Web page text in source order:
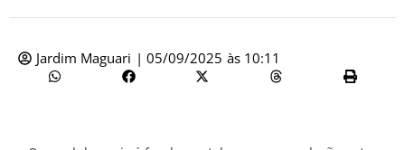
Jardim Maguari | 05/09/2025 às 10:11